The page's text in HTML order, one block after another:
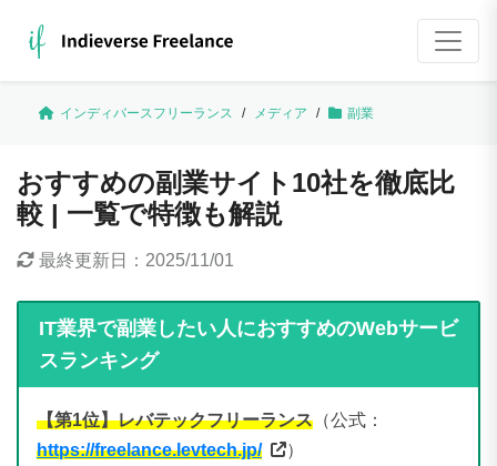
インディバースフリーランス / メディア / 副業
おすすめの副業サイト10社を徹底比
較 | 一覧で特徴も解説
最終更新日： 2025/11/01
IT業界で副業したい人におすすめのWebサービ
スランキング
【第1位】レバテックフリーランス （公式：
https://freelance.levtech.jp/
）